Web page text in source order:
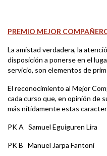
PREMIO MEJOR
La amistad verdadera, la
disposición a ponerse en el
servicio, son elementos de
El reconocimiento al Mejor
cada curso que, en opinión de
más nítidamente estas
PK A Samuel Eguiguren Lira
PK B Manuel Jarpa Fantoni